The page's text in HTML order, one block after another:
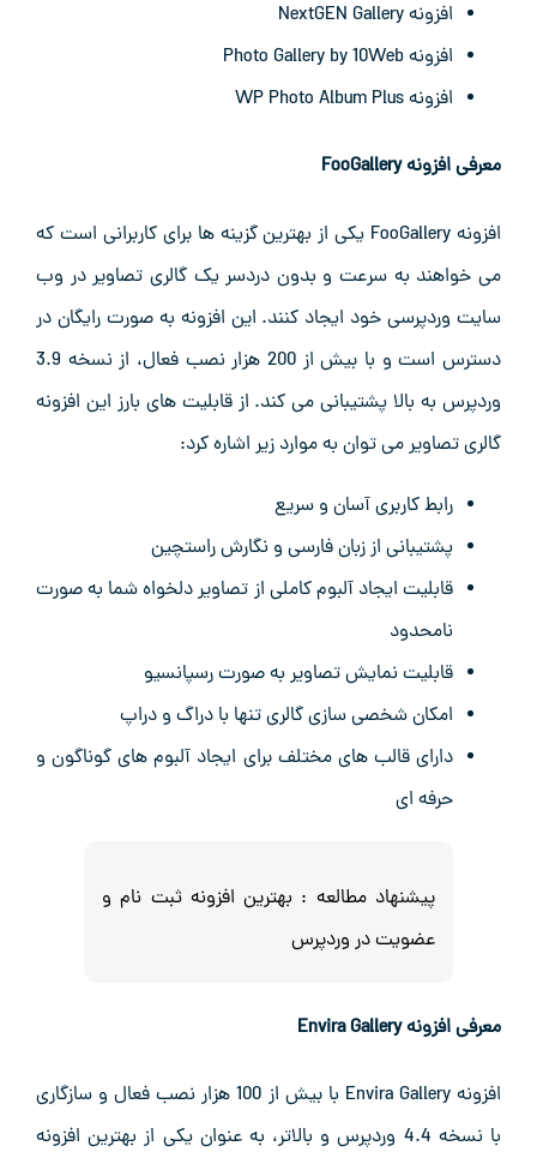
افزونه NextGEN Gallery
افزونه Photo Gallery by 10Web
افزونه WP Photo Album Plus
معرفی افزونهFooGallery
افزونه FooGallery یکی از بهترین گزینه‌ ها برای کاربرانی است که
می‌ خواهند به ‌سرعت و بدون دردسر یک گالری تصاویر در وب‌
سایت وردپرسی خود ایجاد کنند. این افزونه به‌ صورت رایگان در
دسترس است و با بیش از 200 هزار نصب فعال، از نسخه 3.9
وردپرس به بالا پشتیبانی می ‌کند. از قابلیت ‌های بارز این افزونه
گالری تصاویر می‌ توان به موارد زیر اشاره کرد:
رابط‌ کاربری آسان و سریع
پشتیبانی از زبان فارسی و نگارش راستچین
قابلیت ایجاد آلبوم کاملی از تصاویر دلخواه شما به صورت
نامحدود
قابلیت نمایش تصاویر به صورت رسپانسیو
امکان شخصی ‌سازی گالری تنها با دراگ و دراپ
دارای قالب ‌های مختلف برای ایجاد آلبوم‌ های گوناگون و
حرفه ‌ای
پیشنهاد مطالعه : بهترین افزونه ثبت نام و
عضویت در وردپرس
معرفی افزونهEnvira Gallery
افزونه Envira Gallery با بیش از 100 هزار نصب فعال و سازگاری
با نسخه 4.4 وردپرس و بالاتر، به عنوان یکی از بهترین افزونه